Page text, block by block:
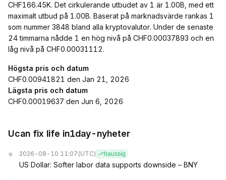
CHF166.45K. Det cirkulerande utbudet av 1 är 1.00B, med ett
maximalt utbud på 1.00B. Baserat på marknadsvärde rankas 1
som nummer 3848 bland alla kryptovalutor. Under de senaste
24 timmarna nådde 1 en hög nivå på CHF0.00037893 och en
låg nivå på CHF0.00031112.
Högsta pris och datum
CHF0.00941821 den Jan 21, 2026
Lägsta pris och datum
CHF0.00019637 den Jun 6, 2026
Ucan fix life in1day-nyheter
2026-08-10 11:07 (UTC) haussig
US Dollar: Softer labor data supports downside – BNY